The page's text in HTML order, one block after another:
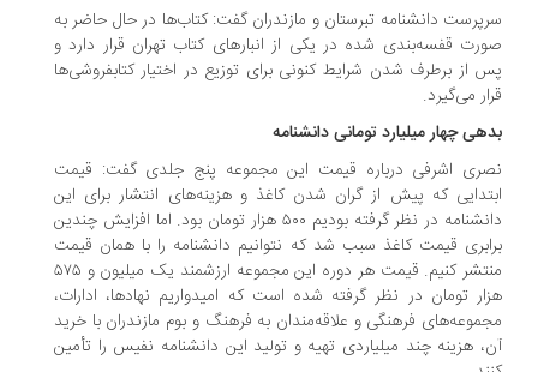
دانشنامه تبرستان و مازندران گفت: کتاب‌ها در حال حاضر به
قفسه‌بندی شده در یکی از انبارهای کتاب تهران قرار دارد و
از برطرف شدن شرایط کنونی برای توزیع در اختیار کتابفروشی‌ها
می‌گیرد.
چهار میلیارد تومانی دانشنامه
اشرفی درباره قیمت این مجموعه پنج جلدی گفت: قیمت
که پیش از گران شدن کاغذ و هزینه‌های انتشار برای این
دانشنامه در نظر گرفته بودیم ۵۰۰ هزار تومان بود. اما افزایش چندین
قیمت کاغذ سبب شد که نتوانیم دانشنامه را با همان قیمت
منتشر کنیم. قیمت هر دوره این مجموعه ارزشمند یک میلیون و ۵۷۵
تومان در نظر گرفته شده است که امیدواریم نهادها، ادارات،
فرهنگی و علاقه‌مندان به فرهنگ و بوم مازندران با خرید
هزینه چند میلیاردی تهیه و تولید این دانشنامه نفیس را تأمین